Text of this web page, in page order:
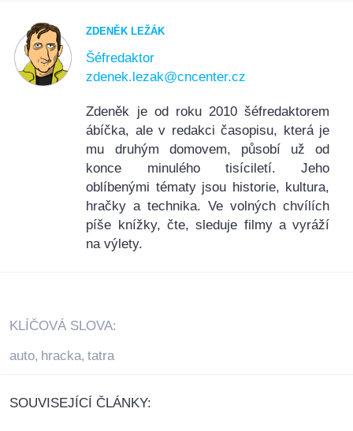
ZDENĚK LEŽÁK
Šéfredaktor
zdenek.lezak@cncenter.cz
Zdeněk je od roku 2010 šéfredaktorem
ábíčka, ale v redakci časopisu, která je
mu druhým domovem, působí už od
konce minulého tisíciletí. Jeho
oblíbenými tématy jsou historie, kultura,
hračky a technika. Ve volných chvílích
píše knížky, čte, sleduje filmy a vyráží
na výlety.
KLÍČOVÁ SLOVA:
auto, hracka, tatra
SOUVISEJÍCÍ ČLÁNKY: